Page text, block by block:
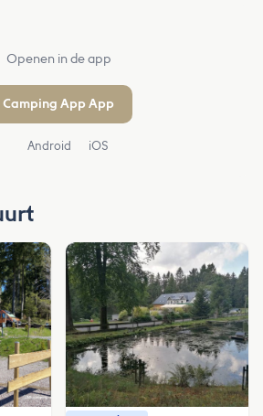
Openen in de app
Camping App App
Android iOS